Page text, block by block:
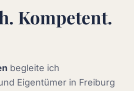
Kompetent.
begleite ich
Eigentümer in Freiburg